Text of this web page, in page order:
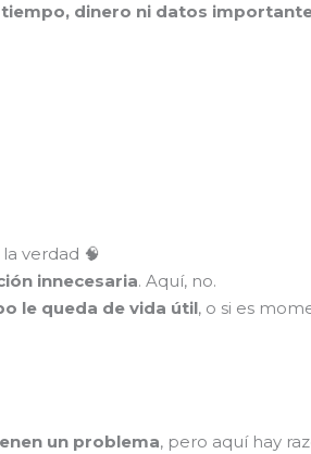
dinero ni datos
verdad 🧠
innecesaria. Aquí, no.
le queda de vida útil, o si es
un problema, pero aquí hay